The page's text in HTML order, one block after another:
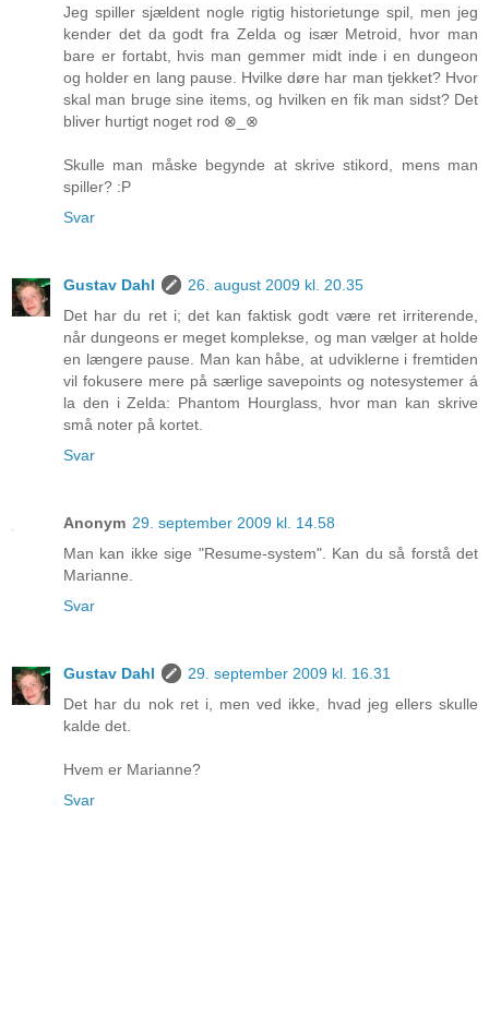
Jeg spiller sjældent nogle rigtig historietunge spil, men jeg
kender det da godt fra Zelda og især Metroid, hvor man
bare er fortabt, hvis man gemmer midt inde i en dungeon
og holder en lang pause. Hvilke døre har man tjekket? Hvor
skal man bruge sine items, og hvilken en fik man sidst? Det
bliver hurtigt noget rod ⊗_⊗
Skulle man måske begynde at skrive stikord, mens man
spiller? :P
Svar
Gustav Dahl
26. august 2009 kl. 20.35
Det har du ret i; det kan faktisk godt være ret irriterende,
når dungeons er meget komplekse, og man vælger at holde
en længere pause. Man kan håbe, at udviklerne i fremtiden
vil fokusere mere på særlige savepoints og notesystemer á
la den i Zelda: Phantom Hourglass, hvor man kan skrive
små noter på kortet.
Svar
Anonym 29. september 2009 kl. 14.58
Man kan ikke sige "Resume-system". Kan du så forstå det
Marianne.
Svar
Gustav Dahl
29. september 2009 kl. 16.31
Det har du nok ret i, men ved ikke, hvad jeg ellers skulle
kalde det.
Hvem er Marianne?
Svar